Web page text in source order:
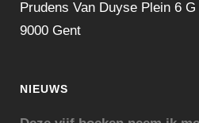
Prudens Van Duyse Plein 6 G
9000 Gent
NIEUWS